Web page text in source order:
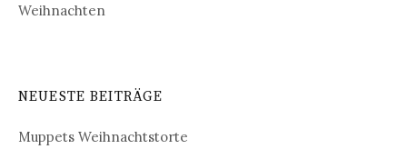
Weihnachten
NEUESTE BEITRÄGE
Muppets Weihnachtstorte